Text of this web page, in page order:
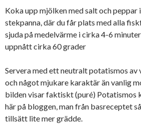
Koka upp mjölken med salt och peppar
stekpanna, där du får plats med alla
sjuda på medelvärme i cirka 4-6
uppnått cirka 60 grader
Servera med ett neutralt potatismos av
och något mjukare karaktär än vanlig
bilden visar faktiskt (puré) Potatismos
här på bloggen, man från basreceptet
tillsätt lite mer grädde.